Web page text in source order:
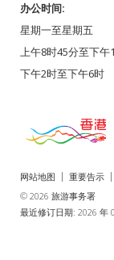
办公时间:
星期一至星期五
上午8时45分至下午
下午2时至下午6时
网站地图 重要告示
© 2026 旅游事务署
最近修订日期: 2026 年